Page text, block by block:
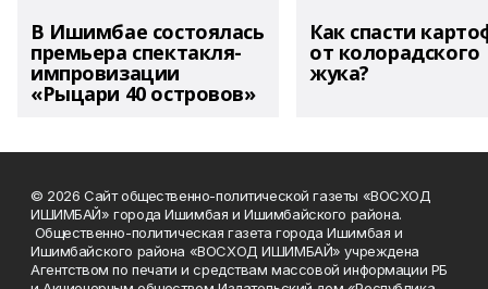
В Ишимбае состоялась
премьера спектакля-
импровизации
«Рыцари 40 островов»
Как спасти
от колорадского
жука?
© 2026 Сайт общественно-политической газеты «ВОСХОД
ИШИМБАЙ» города Ишимбая и Ишимбайского района.
Общественно-политическая газета города Ишимбая и
Ишимбайского района «ВОСХОД ИШИМБАЙ» учреждена
Агентством по печати и средствам массовой информации РБ